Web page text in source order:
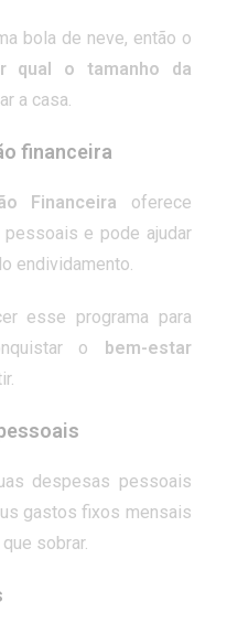
bola de neve, então o
qual o tamanho da
a casa.
financeira
Financeira oferece
e pode ajudar
endividamento.
esse programa para
o bem-estar
despesas pessoais
gastos fixos mensais
sobrar.